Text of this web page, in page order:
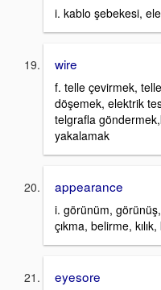
i. kablo şebekesi,
wire
f. telle çevirmek,
döşemek, elektrik
telgrafla
yakalamak
appearance
i. görünüm,
çıkma, belirme, kılık,
eyesore